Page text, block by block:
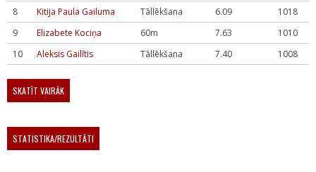
8
Kitija Paula Gailuma Tāllēkšana 6.09
1018
9
Elizabete Kociņa 60m 7.63
1010
10
Aleksis Gailītis Tāllēkšana 7.40 1008
SKATĪT VAIRĀK
STATISTIKA/REZULTĀTI